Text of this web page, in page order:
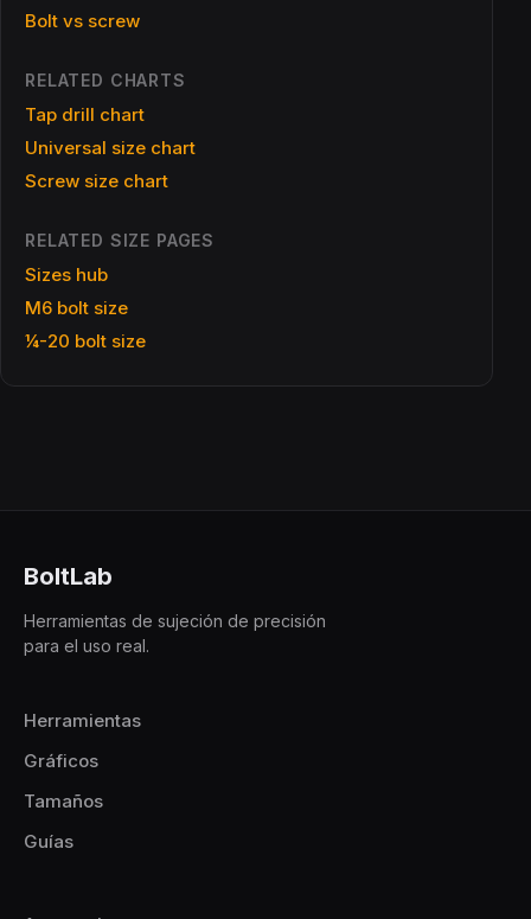
Bolt vs screw
RELATED CHARTS
Tap drill chart
Universal size chart
Screw size chart
RELATED SIZE PAGES
Sizes hub
M6 bolt size
¼-20 bolt size
BoltLab
Herramientas de sujeción de precisión
para el uso real.
Herramientas
Gráficos
Tamaños
Guías